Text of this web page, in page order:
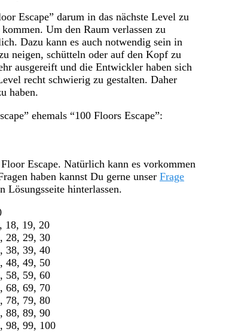
Escape” darum in das nächste Level zu
Um den Raum verlassen zu
Dazu kann es auch notwendig sein in
neigen, schütteln oder auf den Kopf zu
ausgereift und die Entwickler haben sich
recht schwierig zu gestalten. Daher
haben.
ehemals “100 Floors Escape”:
Escape. Natürlich kann es vorkommen
haben kannst Du gerne unser Frage
Lösungsseite hinterlassen.
18, 19, 20
28, 29, 30
38, 39, 40
48, 49, 50
58, 59, 60
68, 69, 70
78, 79, 80
88, 89, 90
98, 99, 100